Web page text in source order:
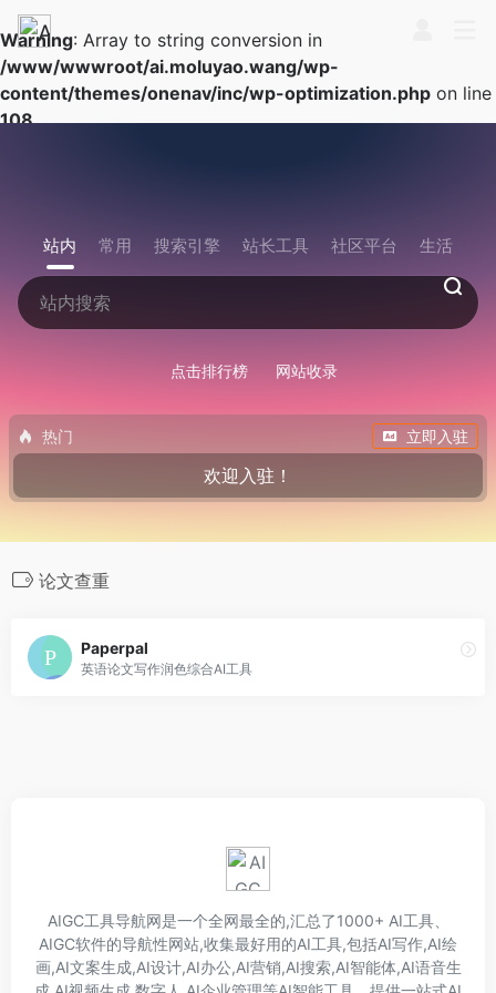
Warning: Array to string conversion in
/www/wwwroot/ai.moluyao.wang/wp-
content/themes/onenav/inc/wp-optimization.php on line
108
站内 常用 搜索引擎 站长工具 社区平台 生活
点击排行榜 网站收录
热门 立即入驻
欢迎入驻！
论文查重
Paperpal
英语论文写作润色综合AI工具
AIGC工具导航网是一个全网最全的,汇总了1000+ AI工具、
AIGC软件的导航性网站,收集最好用的AI工具,包括AI写作,AI绘
画,AI文案生成,AI设计,AI办公,AI营销,AI搜索,AI智能体,AI语音生